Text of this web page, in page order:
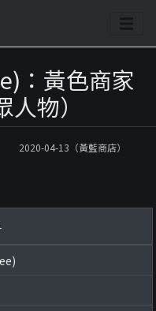
：黃色商家
人物）
2020-04-13（黃藍商店）